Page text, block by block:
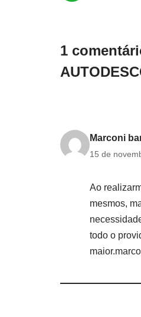
1
Marconi
15 de
Ao
mesmos,
todo o